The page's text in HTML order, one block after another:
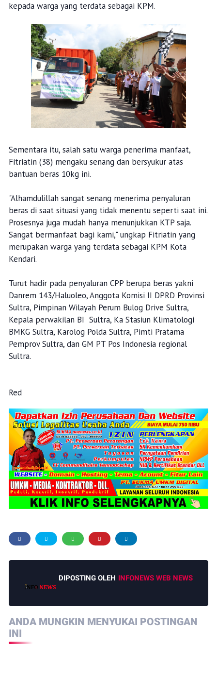
kepada warga yang terdata sebagai KPM.
Sementara itu, salah satu warga penerima manfaat,
Fitriatin (38) mengaku senang dan bersyukur atas
bantuan beras 10kg ini.
"Alhamdulillah sangat senang menerima penyaluran
beras di saat situasi yang tidak menentu seperti saat ini.
Prosesnya juga mudah hanya menunjukkan KTP saja.
Sangat bermanfaat bagi kami," ungkap Fitriatin yang
merupakan warga yang terdata sebagai KPM Kota
Kendari.
Turut hadir pada penyaluran CPP berupa beras yakni
Danrem 143/Haluoleo, Anggota Komisi II DPRD Provinsi
Sultra, Pimpinan Wilayah Perum Bulog Drive Sultra,
Kepala perwakilan BI Sultra, Ka Stasiun Klimatologi
BMKG Sultra, Karolog Polda Sultra, Pimti Pratama
Pemprov Sultra, dan GM PT Pos Indonesia regional
Sultra.
Red
DIPOSTING OLEH INFONEWS WEB NEWS
ANDA MUNGKIN MENYUKAI POSTINGAN
INI